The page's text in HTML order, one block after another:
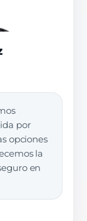
por
opciones
la
en